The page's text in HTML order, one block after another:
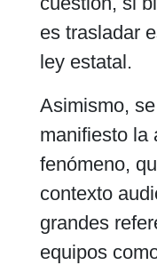
es trasladar
ley estatal.
Asimismo,
manifiesto la
fenómeno,
contexto
grandes
equipos